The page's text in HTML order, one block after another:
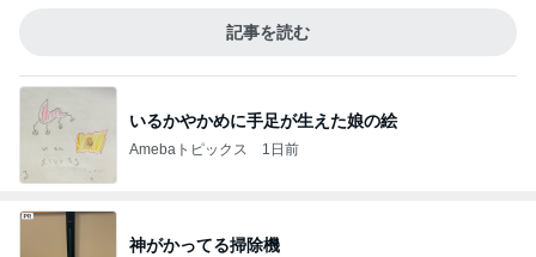
記事を読む
いるかやかめに手足が生えた娘の絵
Amebaトピックス 1日前
神がかってる掃除機